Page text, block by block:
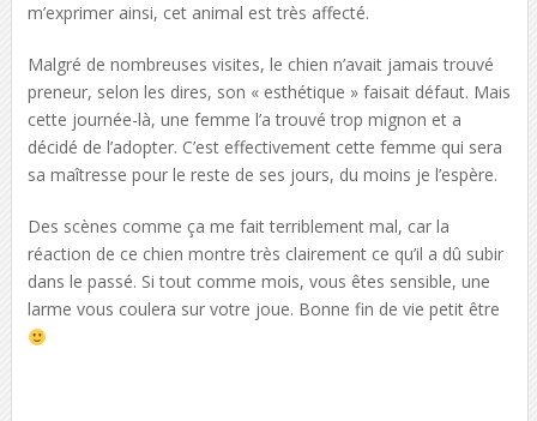
m’exprimer ainsi, cet animal est très affecté.
Malgré de nombreuses visites, le chien n’avait jamais trouvé
preneur, selon les dires, son « esthétique » faisait défaut. Mais
cette journée-là, une femme l’a trouvé trop mignon et a
décidé de l’adopter. C’est effectivement cette femme qui sera
sa maîtresse pour le reste de ses jours, du moins je l’espère.
Des scènes comme ça me fait terriblement mal, car la
réaction de ce chien montre très clairement ce qu’il a dû subir
dans le passé. Si tout comme mois, vous êtes sensible, une
larme vous coulera sur votre joue. Bonne fin de vie petit être